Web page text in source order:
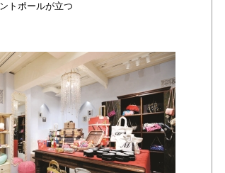
トポールが立つ